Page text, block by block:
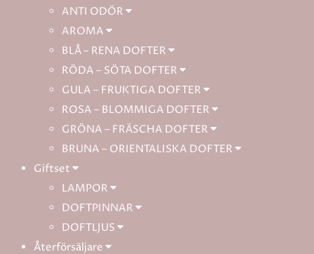
ANTI ODÖR
AROMA
BLÅ – RENA DOFTER
RÖDA – SÖTA DOFTER
GULA – FRUKTIGA DOFTER
ROSA – BLOMMIGA DOFTER
GRÖNA – FRÄSCHA DOFTER
BRUNA – ORIENTALISKA DOFTER
Giftset
LAMPOR
DOFTPINNAR
DOFTLJUS
Återförsäljare